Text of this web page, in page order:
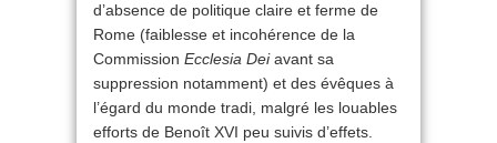
d’absence de politique claire et ferme de
Rome (faiblesse et incohérence de la
Commission Ecclesia Deiavant sa
suppression notamment) et des évêques à
l’égard du monde tradi, malgré les louables
efforts de Benoît XVI peu suivis d’effets.